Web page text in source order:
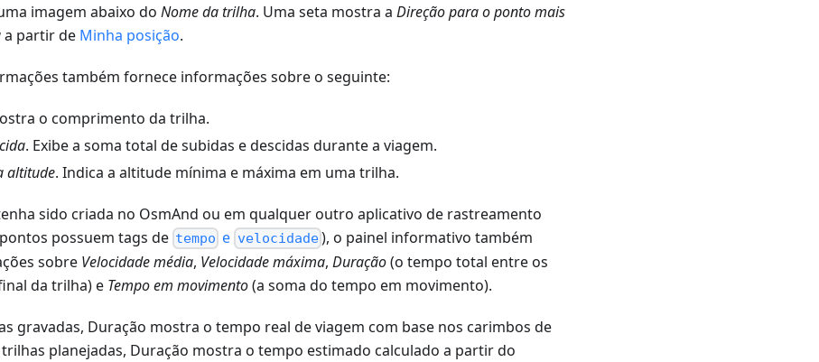
imagem abaixo do Nome da trilha. Uma seta mostra a Direção para o ponto mais
a partir de Minha posição.
também fornece informações sobre o seguinte:
o comprimento da trilha.
. Exibe a soma total de subidas e descidas durante a viagem.
altitude. Indica a altitude mínima e máxima em uma trilha.
sido criada no OsmAnd ou em qualquer outro aplicativo de rastreamento
possuem tags de tempo e velocidade), o painel informativo também
sobre Velocidade média, Velocidade máxima, Duração(o tempo total entre os
da trilha) e Tempo em movimento(a soma do tempo em movimento).
gravadas, Duração mostra o tempo real de viagem com base nos carimbos de
planejadas, Duração mostra o tempo estimado calculado a partir do